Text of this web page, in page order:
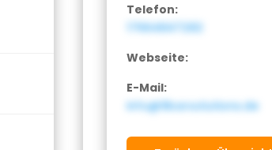
Telefon:
17664847282
Webseite:
E-Mail:
info@9barsolutions.de